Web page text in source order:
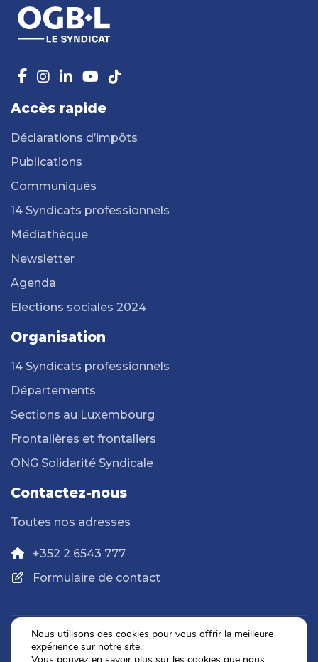
Accès rapide
Déclarations d’impôts
Publications
Communiqués
14 Syndicats professionnels
Médiathèque
Newsletter
Agenda
Elections sociales 2024
Organisation
14 Syndicats professionnels
Départements
Sections au Luxembourg
Frontalières et frontaliers
ONG Solidarité Syndicale
Contactez-nous
Toutes nos adresses
+352 2 6543 777
Formulaire de contact
Politique de confidentialité
Nous utilisons des cookies pour vous offrir la meilleure
expérience sur notre site.